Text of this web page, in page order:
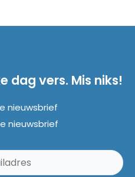
dag vers. Mis niks!
nieuwsbrief
nieuwsbrief